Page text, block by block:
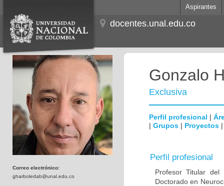
Aspirantes
docentes.unal.edu.co
Correo electrónico:
gharboledab@unal.edu.co
Gonzalo
Exclusiva
Perfil profesional |
| Grupos | Proyectos
Perfil profesional
Profesor Titular
Doctorado en